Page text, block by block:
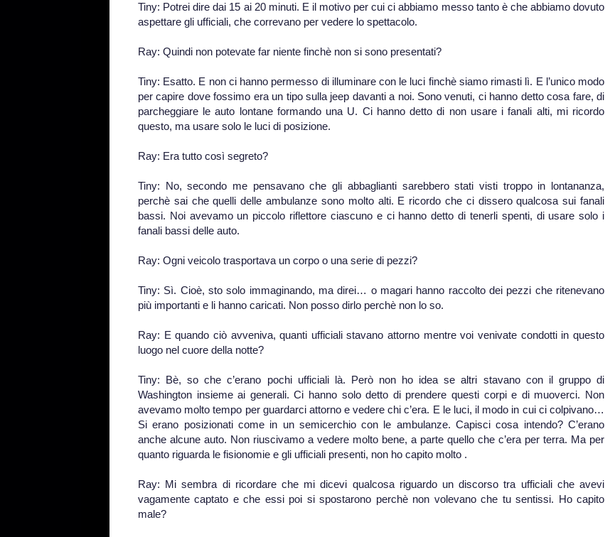
Tiny: Potrei dire dai 15 ai 20 minuti. E il motivo per cui ci abbiamo messo tanto è che abbiamo dovuto
aspettare gli ufficiali, che correvano per vedere lo spettacolo.
Ray: Quindi non potevate far niente finchè non si sono presentati?
Tiny: Esatto. E non ci hanno permesso di illuminare con le luci finchè siamo rimasti lì. E l’unico modo
per capire dove fossimo era un tipo sulla jeep davanti a noi. Sono venuti, ci hanno detto cosa fare, di
parcheggiare le auto lontane formando una U. Ci hanno detto di non usare i fanali alti, mi ricordo
questo, ma usare solo le luci di posizione.
Ray: Era tutto così segreto?
Tiny: No, secondo me pensavano che gli abbaglianti sarebbero stati visti troppo in lontananza,
perchè sai che quelli delle ambulanze sono molto alti. E ricordo che ci dissero qualcosa sui fanali
bassi. Noi avevamo un piccolo riflettore ciascuno e ci hanno detto di tenerli spenti, di usare solo i
fanali bassi delle auto.
Ray: Ogni veicolo trasportava un corpo o una serie di pezzi?
Tiny: Sì. Cioè, sto solo immaginando, ma direi… o magari hanno raccolto dei pezzi che ritenevano
più importanti e li hanno caricati. Non posso dirlo perchè non lo so.
Ray: E quando ciò avveniva, quanti ufficiali stavano attorno mentre voi venivate condotti in questo
luogo nel cuore della notte?
Tiny: Bè, so che c’erano pochi ufficiali là. Però non ho idea se altri stavano con il gruppo di
Washington insieme ai generali. Ci hanno solo detto di prendere questi corpi e di muoverci. Non
avevamo molto tempo per guardarci attorno e vedere chi c’era. E le luci, il modo in cui ci colpivano…
Si erano posizionati come in un semicerchio con le ambulanze. Capisci cosa intendo? C’erano
anche alcune auto. Non riuscivamo a vedere molto bene, a parte quello che c’era per terra. Ma per
quanto riguarda le fisionomie e gli ufficiali presenti, non ho capito molto .
Ray: Mi sembra di ricordare che mi dicevi qualcosa riguardo un discorso tra ufficiali che avevi
vagamente captato e che essi poi si spostarono perchè non volevano che tu sentissi. Ho capito
male?